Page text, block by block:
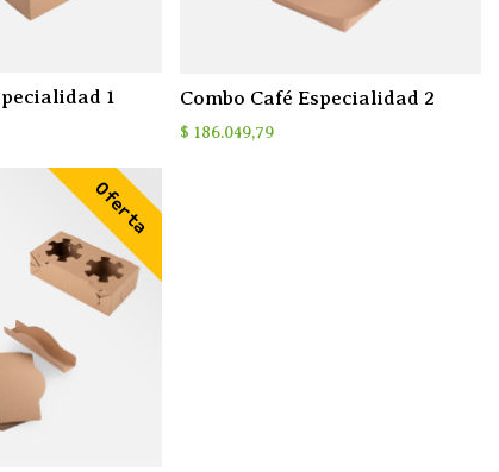
1 Combo Café Especialidad 2
$ 186.049,79
Oferta